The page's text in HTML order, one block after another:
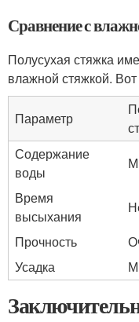
Сравнение с
Полусухая стяжка
влажной стяжкой.
Параметр
Содержание
воды
Время
высыхания
Прочность
Усадка